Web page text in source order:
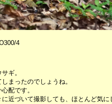
4
ギ。
まったのでしょうね。
配です。
近づいて撮影しても、ほとんど気に